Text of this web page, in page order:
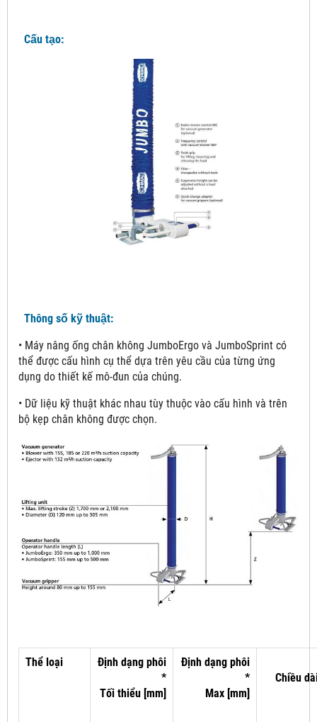
Cấu tạo:
Thông số kỹ thuật:
• Máy nâng ống chân không JumboErgo và JumboSprint có
thể được cấu hình cụ thể dựa trên yêu cầu của từng ứng
dụng do thiết kế mô-đun của chúng.
• Dữ liệu kỹ thuật khác nhau tùy thuộc vào cấu hình và trên
bộ kẹp chân không được chọn.
Thể loại
Định dạng phôi
*
Tối thiểu [mm]
Định dạng phôi
*
Max [mm]
Chiều